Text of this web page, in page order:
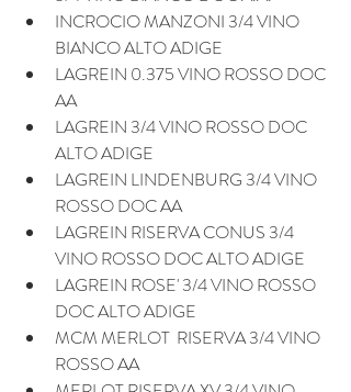
INCROCIO MANZONI 3/4 VINO
BIANCO ALTO ADIGE
LAGREIN 0.375 VINO ROSSO DOC
AA
LAGREIN 3/4 VINO ROSSO DOC
ALTO ADIGE
LAGREIN LINDENBURG 3/4 VINO
ROSSO DOC AA
LAGREIN RISERVA CONUS 3/4
VINO ROSSO DOC ALTO ADIGE
LAGREIN ROSE' 3/4 VINO ROSSO
DOC ALTO ADIGE
MCM MERLOT  RISERVA 3/4 VINO
ROSSO AA